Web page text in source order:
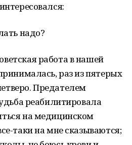
надо?
работа в нашей
раз из пятерых
Предателем
реабилитировала
на медицинском
таки на мне сказываются;